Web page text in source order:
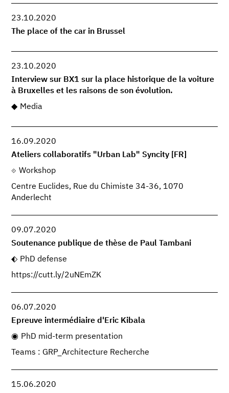
23.10.2020
The place of the car in Brussel
23.10.2020
Interview sur BX1 sur la place historique de la voiture
à Bruxelles et les raisons de son évolution.
Media
16.09.2020
Ateliers collaboratifs "Urban Lab" Syncity [FR]
Workshop
Centre Euclides, Rue du Chimiste 34-36, 1070
Anderlecht
09.07.2020
Soutenance publique de thèse de Paul Tambani
PhD defense
https://cutt.ly/2uNEmZK
06.07.2020
Epreuve intermédiaire d'Eric Kibala
PhD mid-term presentation
Teams : GRP_Architecture Recherche
15.06.2020